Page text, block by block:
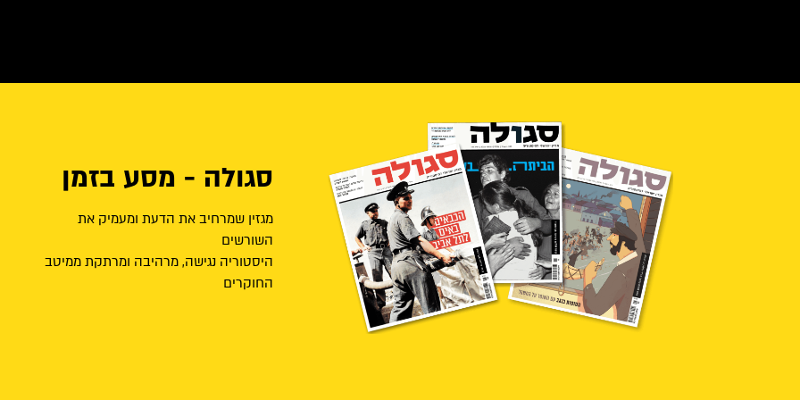
סגולה - מסע בזמן
מגזין שמרחיב את הדעת ומעמיק את
השורשים
היסטוריה נגישה, מרהיבה ומרתקת ממיטב
החוקרים